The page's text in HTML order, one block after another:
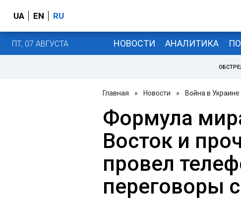
UA EN RU
ПТ, 07 АВГУСТА НОВОСТИ АНАЛИТИКА
Главная » Новости » Война в Украине
Формула
Восток и
провел
переговоры